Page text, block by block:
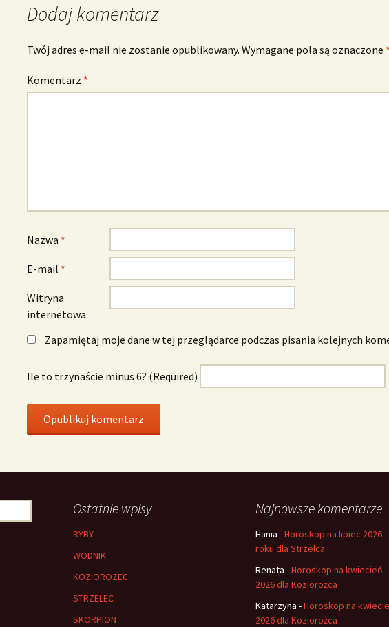
Dodaj komentarz
Twój adres e-mail nie zostanie opublikowany. Wymagane pola są oznaczone *
Komentarz *
Nazwa *
E-mail *
Witryna
internetowa
Zapamiętaj moje dane w tej przeglądarce podczas pisania kolejnych
Ile to trzynaście minus 6? (Required)
Ostatnie wpisy
RYBY
WODNIK
KOZIOROZEC
STRZELEC
SKORPION
Najnowsze komentarze
Hania -Horoskop na lipiec 2026
roku dla Strzelca
Renata -Horoskop na kwiecień
2026 dla Koziorożca
Katarzyna -Horoskop na
2026 dla Koziorożca